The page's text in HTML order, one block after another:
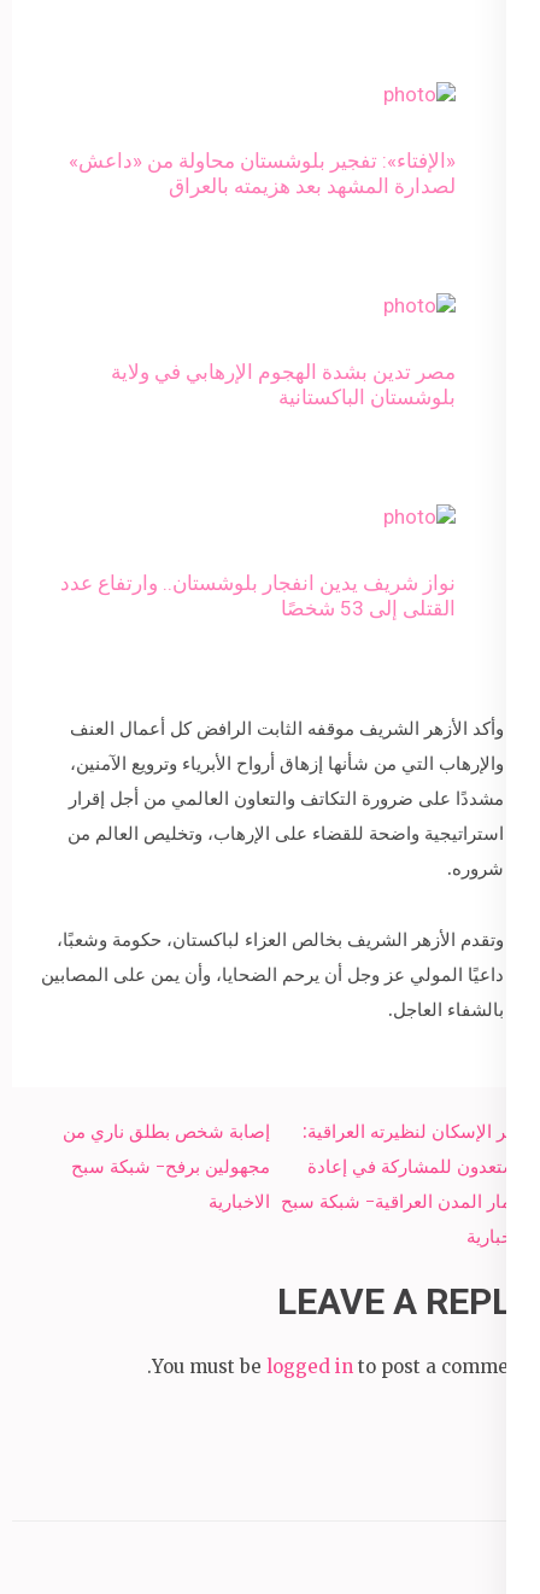
«الإفتاء»: تفجير بلوشستان محاولة من «داعش»
لصدارة المشهد بعد هزيمته بالعراق
مصر تدين بشدة الهجوم الإرهابي في ولاية
بلوشستان الباكستانية
نواز شريف يدين انفجار بلوشستان.. وارتفاع عدد
القتلى إلى 53 شخصًا
وأكد الأزهر الشريف موقفه الثابت الرافض كل أعمال العنف
والإرهاب التي من شأنها إزهاق أرواح الأبرياء وترويع الآمنين،
مشددًا على ضرورة التكاتف والتعاون العالمي من أجل إقرار
استراتيجية واضحة للقضاء على الإرهاب، وتخليص العالم من
شروره.
وتقدم الأزهر الشريف بخالص العزاء لباكستان، حكومة وشعبًا،
داعيًا المولي عز وجل أن يرحم الضحايا، وأن يمن على المصابين
بالشفاء العاجل.
Post
navigation
إصابة شخص بطلق ناري من
مجهولين برفح- شبكة سبح
الاخبارية
وزير الإسكان لنظيرته العراقية:
مستعدون للمشاركة في إعادة
إعمار المدن العراقية- شبكة سبح
الاخبارية
LEAVE A REPLY
You must be logged in to post a comment.